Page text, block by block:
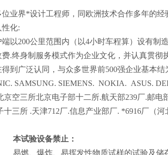
业界*设计工程师，同欧洲技术合作多年的
化:
以200公里范围内（以4小时车程算）设有制
费.终身制服务模式作为企业文化，并认真贯彻
到广泛认同，与众多世界前500强企业基本结
SAMSUNG. SIEMENS. NOKIA. ASUS.
京空三所北京电子部十二所.航天部239厂.邮
十三所 .天津712厂.信息产业部厂. *6916厂（
本试验设备禁止：
易燃、爆炸、易挥发性物质试样的试验及储